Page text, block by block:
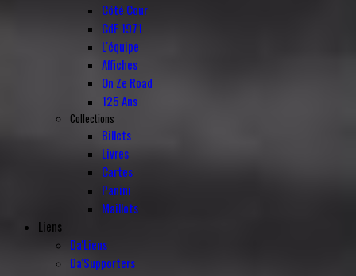
Côté Cour
CdF 1971
L'équipe
Affiches
On Ze Road
125 Ans
Collections
Billets
Livres
Cartes
Panini
Maillots
Liens
Da'Liens
Da'Supporters